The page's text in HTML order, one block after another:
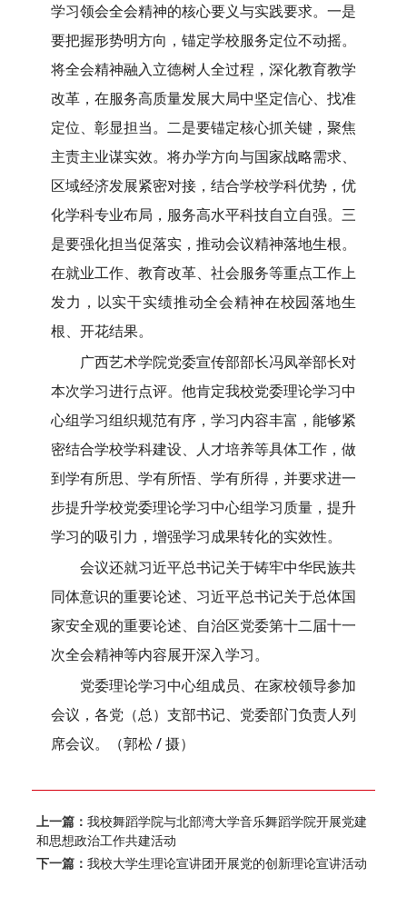
学习领会全会精神的核心要义与实践要求。一是
要把握形势明方向，锚定学校服务定位不动摇。
将全会精神融入立德树人全过程，深化教育教学
改革，在服务高质量发展大局中坚定信心、找准
定位、彰显担当。二是要锚定核心抓关键，聚焦
主责主业谋实效。将办学方向与国家战略需求、
区域经济发展紧密对接，结合学校学科优势，优
化学科专业布局，服务高水平科技自立自强。三
是要强化担当促落实，推动会议精神落地生根。
在就业工作、教育改革、社会服务等重点工作上
发力，以实干实绩推动全会精神在校园落地生
根、开花结果。
广西艺术学院党委宣传部部长冯凤举部长对
本次学习进行点评。他肯定我校党委理论学习中
心组学习组织规范有序，学习内容丰富，能够紧
密结合学校学科建设、人才培养等具体工作，做
到学有所思、学有所悟、学有所得，并要求进一
步提升学校党委理论学习中心组学习质量，提升
学习的吸引力，增强学习成果转化的实效性。
会议还就习近平总书记关于铸牢中华民族共
同体意识的重要论述、习近平总书记关于总体国
家安全观的重要论述、自治区党委第十二届十一
次全会精神等内容展开深入学习。
党委理论学习中心组成员、在家校领导参加
会议，各党（总）支部书记、党委部门负责人列
席会议。（郭松 / 摄）
上一篇： 我校舞蹈学院与北部湾大学音乐舞蹈学院开展党建
和思想政治工作共建活动
下一篇： 我校大学生理论宣讲团开展党的创新理论宣讲活动